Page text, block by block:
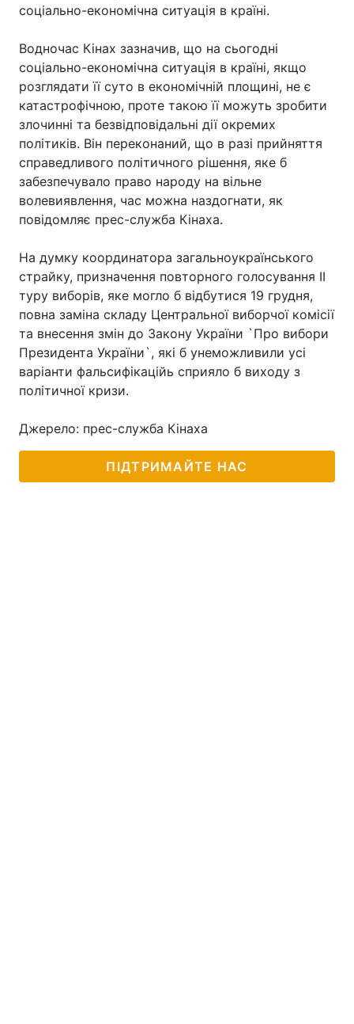
соціально-економічна ситуація в країні.
Водночас Кінах зазначив, що на сьогодні
соціально-економічна ситуація в країні, якщо
розглядати її суто в економічній площині, не є
катастрофічною, проте такою її можуть зробити
злочинні та безвідповідальні дії окремих
політиків. Він переконаний, що в разі прийняття
справедливого політичного рішення, яке б
забезпечувало право народу на вільне
волевиявлення, час можна наздогнати, як
повідомляє прес-служба Кінаха.
На думку координатора загальноукраїнського
страйку, призначення повторного голосування II
туру виборів, яке могло б відбутися 19 грудня,
повна заміна складу Центральної виборчої комісії
та внесення змін до Закону України `Про вибори
Президента України`, які б унеможливили усі
варіанти фальсифікаційь сприяло б виходу з
політичної кризи.
Джерело: прес-служба Кінаха
ПІДТРИМАЙТЕ НАС